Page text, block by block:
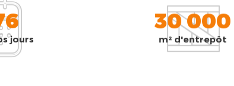
jours
30 000
m² d'entrepôt